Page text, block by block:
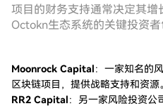
项目的财务支持通常决定其增
Octokn生态系统的关键投资者
Moonrock Capital：一家知名的
区块链项目，提供战略支持和资源。
RR2 Capital：另一家风险投资公